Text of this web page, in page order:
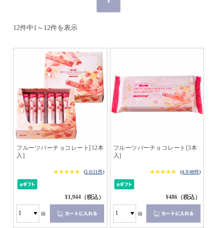
12件中1～12件を表示
フルーツバーチョコレート[12本
入]
★★★★★
★★★★★ (5.0/21件)
¥1,944（税込）
個
フルーツバーチョコレート[3本
入]
★★★★★
★★★★★ (4.9/48件)
¥486（税込）
個